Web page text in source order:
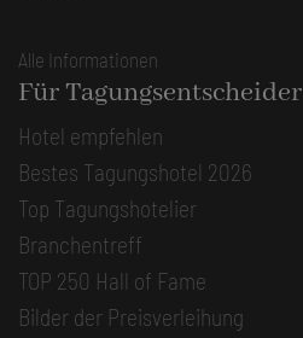
Alle Informationen
Für Tagungsentscheider
Hotel empfehlen
Bestes Tagungshotel 2026
Top Tagungshotelier
Branchentreff
TOP 250 Hall of Fame
Bilder der Preisverleihung